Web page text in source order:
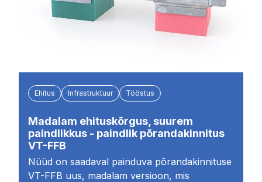
Ehitus Infrastruktuur Tööstus
Madalam ehituskõrgus, suurem
paindlikkus - paindlik põrandakinnitus
VT-FFB
Nüüd on saadaval painduva põrandakinnituse
VT-FFB uus, madalam versioon, mis